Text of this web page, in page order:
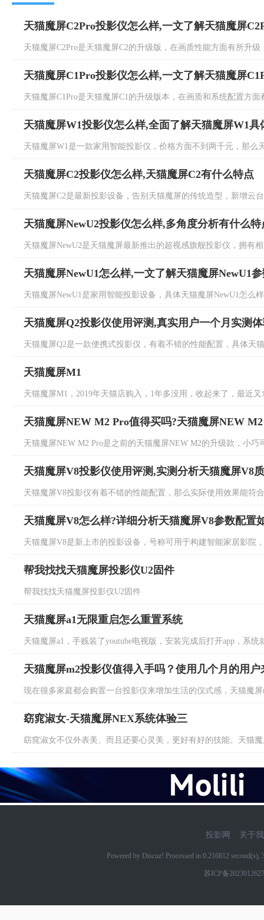
天猫魔屏C2Pro投影仪怎么样,一文了解天猫魔屏
天猫魔屏C2Pro是天猫魔屏C2的升级版，在画质性能方面有所升
天猫魔屏C1Pro投影仪怎么样,一文了解天猫魔屏
天猫魔屏C1Pro是天猫魔屏C1的升级版本，在画质和系统配置方
天猫魔屏W1投影仪怎么样,全面了解天猫魔屏W1具
天猫魔屏W1是一款家用智能投影仪，价格方面不到两千元，那么
天猫魔屏C2投影仪怎么样,天猫魔屏C2有什么特点
天猫魔屏C2是最新投影设备，告别天猫魔屏的传统造型，新增云
天猫魔屏NewU2投影仪怎么样,多角度分析有什么特
天猫魔屏NewU2是天猫魔屏最新推出的超视感旗舰投影仪，拥有
天猫魔屏NewU1怎么样,一文了解天猫魔屏NewU1
天猫魔屏NewU1是家用智能投影设备，具体天猫魔屏NewU1怎么
天猫魔屏Q2投影仪使用评测,真实用户一个月实测
天猫魔屏Q2是一款便携式投影仪，有着不错的性能配置，具体天
天猫魔屏M1
天猫魔屏M1，2019年天猫店购入，1年多没用，收起来了，最近
天猫魔屏NEW M2 Pro值得买吗?天猫魔屏NEW
天猫魔屏NEW M2 Pro是之前的天猫魔屏NEW M2的升级款，小
天猫魔屏V8投影仪使用评测,实测分析天猫魔屏V8
天猫魔屏V8投影仪有着不错的性能配置，那么实际使用效果能符
天猫魔屏V8怎么样?详细分析天猫魔屏V8参数配置
天猫魔屏V8是新上市的投影设备，号称可用于构建智能家居影院
帮我找找天猫魔屏投影仪U2固件
帮我找找天猫魔屏投影仪U2固件
天猫魔屏a1无限重启怎么重置系统
天猫魔屏a1，手贱装了youtube电视版，安装完成后打开app，系
天猫魔屏m2投影仪值得入手吗？使用几个月的用户
现在很多家庭都会购置一台投影仪来增加生活的仪式感，天猫魔
窈窕淑女-天猫魔屏NEX系统体验三
窈窕淑女不仅外表美、而且还要心灵美，更好有好的技能。天猫
投影网 关于
Powered by Discuz! Processed in 0.216812
苏ICP备